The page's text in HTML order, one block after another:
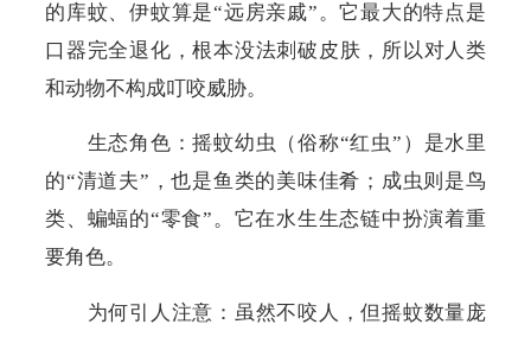
的库蚊、伊蚊算是“远房亲戚”。它最大的特点是
口器完全退化，根本没法刺破皮肤，所以对人类
和动物不构成叮咬威胁。
生态角色：摇蚊幼虫 （俗称“红虫”） 是水里
的“清道夫” ，也是鱼类的美味佳肴；成虫则是鸟
类、蝙蝠的“零食”。它在水生生态链中扮演着重
要角色。
为何引人注意：虽然不咬人，但摇蚊数量庞